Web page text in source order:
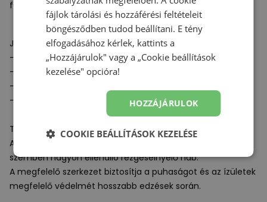
futóruházathoz egyaránt.
Jellemzők:
- Tömeg: 206 g
- Drop: 6 mm
- Felület típus: kemény utak, ösvények, aszfalt
- Rendeltetés: profi futás, mindennapos edzés
Technológiák:
A
szemben nagyon ellenálló rezgéselnyelő hab.
A megfelelő szerkezet biztosítja a puhaságot és az ízületek
megfelelő védelmét hosszabb edzések során.
fájlok tárolási és hozzáférési feltételeit
böngésződben tudod beállítani. E tény
elfogadásához kérlek, kattints a
„Hozzájárulok" vagy a „Cookie beállítások
kezelése" opcióra!
HOZZÁJÁRULOK
COOKIE BEÁLLÍTÁSOK KEZELÉSE